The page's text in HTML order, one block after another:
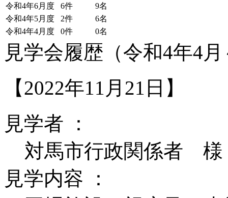
令和4年6月度
6件
9名
令和4年5月度
2件
6名
令和4年4月度
0件 0名
見学会履歴（令和4年4
【2022年11月21日】
見学者 ：
対馬市行政関係者 様
見学内容 ：